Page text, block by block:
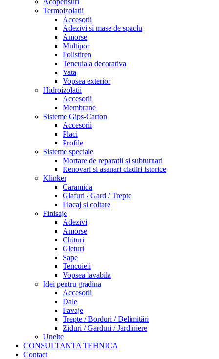
Acoperisuri
Termoizolatii
Accesorii
Adezivi si mase de spaclu
Amorse
Multipor
Polistiren
Tencuiala decorativa
Vata
Vopsea exterior
Hidroizolatii
Accesorii
Membrane
Sisteme Gips-Carton
Accesorii
Placi
Profile
Sisteme speciale
Mortare de reparatii si subturnari
Renovari si asanari cladiri istorice
Klinker
Caramida
Glafuri / Gard / Trepte
Placaj si coltare
Finisaje
Adezivi
Amorse
Chituri
Gleturi
Sape
Tencuieli
Vopsea lavabila
Idei pentru gradina
Accesorii
Dale
Pavaje
Trepte / Borduri / Delimitări
Ziduri / Garduri / Jardiniere
Unelte
CONSULTANTA TEHNICA
Contact